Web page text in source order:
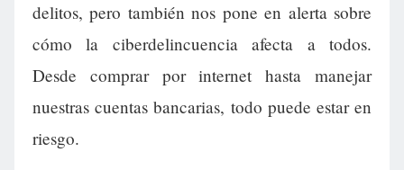
delitos, pero también nos pone en alerta sobre
cómo la ciberdelincuencia afecta a todos.
Desde comprar por internet hasta manejar
nuestras cuentas bancarias, todo puede estar en
riesgo.